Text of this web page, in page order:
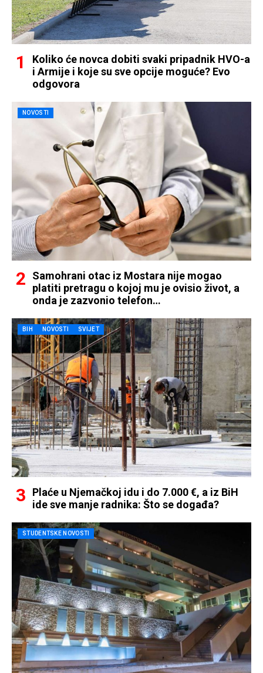
Koliko će novca dobiti svaki pripadnik HVO-a
i Armije i koje su sve opcije moguće? Evo
odgovora
NOVOSTI
Samohrani otac iz Mostara nije mogao
platiti pretragu o kojoj mu je ovisio život, a
onda je zazvonio telefon…
BIH NOVOSTI SVIJET
Plaće u Njemačkoj idu i do 7.000 €, a iz BiH
ide sve manje radnika: Što se događa?
STUDENTSKE NOVOSTI